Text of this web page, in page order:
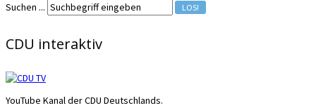
Suchen ...
LOS!
CDU interaktiv
YouTube Kanal der CDU Deutschlands.